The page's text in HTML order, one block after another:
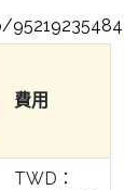
費用
TWD：